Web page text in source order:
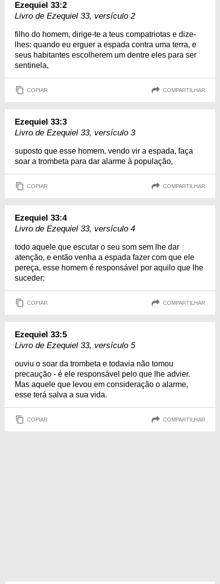
Ezequiel 33:2
Livro de Ezequiel 33, versículo 2
filho do homem, dirige-te a teus compatriotas e dize-
lhes: quando eu erguer a espada contra uma terra, e
seus habitantes escolherem um dentre eles para ser
sentinela,
COPIAR COMPARTILHAR
Ezequiel 33:3
Livro de Ezequiel 33, versículo 3
suposto que esse homem, vendo vir a espada, faça
soar a trombeta para dar alarme à população,
COPIAR COMPARTILHAR
Ezequiel 33:4
Livro de Ezequiel 33, versículo 4
todo aquele que escutar o seu som sem lhe dar
atenção, e então venha a espada fazer com que ele
pereça, esse homem é responsável por aquilo que lhe
suceder:
COPIAR COMPARTILHAR
Ezequiel 33:5
Livro de Ezequiel 33, versículo 5
ouviu o soar da trombeta e todavia não tomou
precaução - é ele responsável pelo que lhe advier.
Mas aquele que levou em consideração o alarme,
esse terá salva a sua vida.
COPIAR COMPARTILHAR